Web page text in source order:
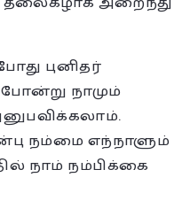
புனிதர்
நாமும்
நம்மை எந்நாளும்
நாம் நம்பிக்கை